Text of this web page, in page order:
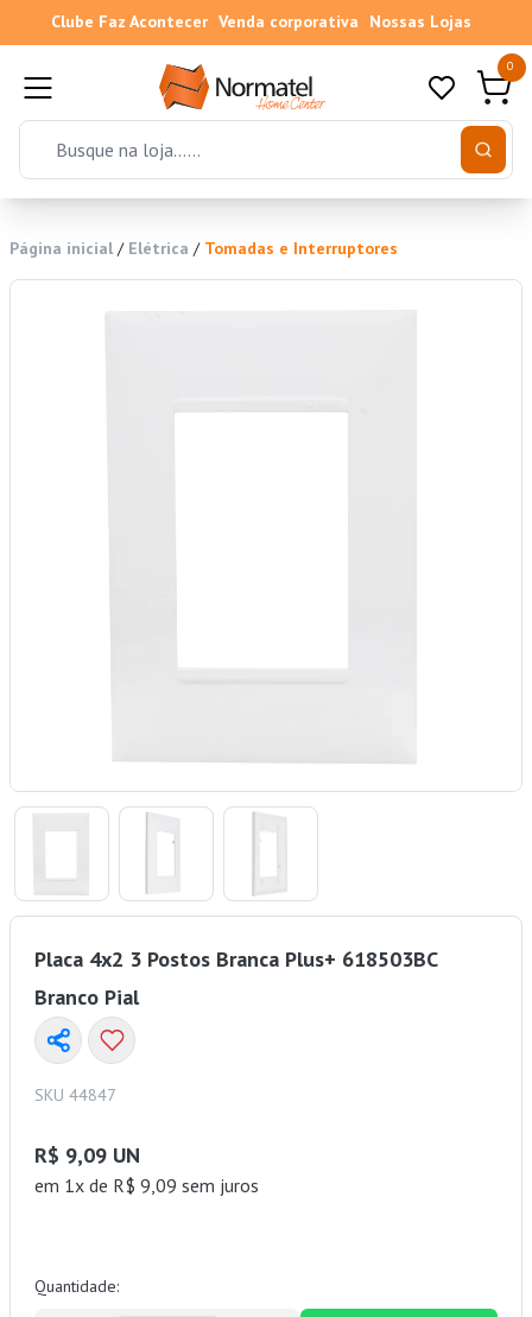
Clube Faz Acontecer Venda corporativa Nossas Lojas
0
Página inicial / Elétrica / Tomadas e Interruptores
Placa 4x2 3 Postos Branca Plus+ 618503BC
Branco Pial
SKU 44847
R$ 9,09 UN
em 1x de R$ 9,09 sem juros
Quantidade: